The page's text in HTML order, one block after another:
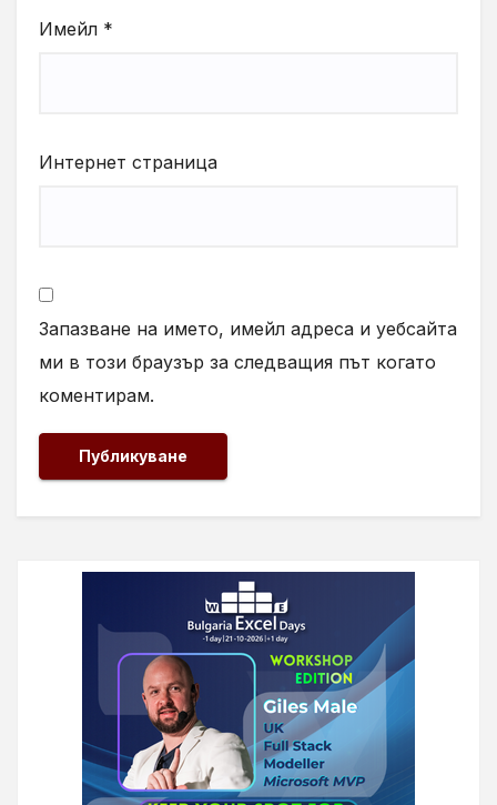
Имейл *
Интернет страница
Запазване на името, имейл адреса и уебсайта
ми в този браузър за следващия път когато
коментирам.